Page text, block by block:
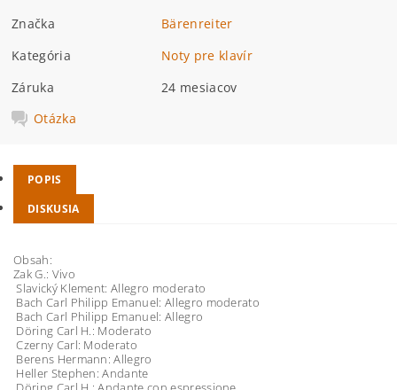
Značka
Bärenreiter
Kategória
Noty pre klavír
Záruka
24 mesiacov
Otázka
POPIS
DISKUSIA
Obsah:
Zak G.: Vivo
Slavický Klement: Allegro moderato
Bach Carl Philipp Emanuel: Allegro moderato
Bach Carl Philipp Emanuel: Allegro
Döring Carl H.: Moderato
Czerny Carl: Moderato
Berens Hermann: Allegro
Heller Stephen: Andante